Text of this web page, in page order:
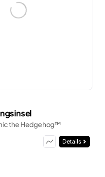
the Hedgehog™
Details